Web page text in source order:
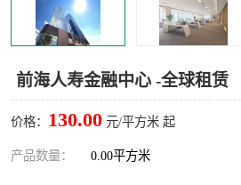
前海人寿金融中心 -全球租赁
价格： 130.00 元/平方米 起
产品数量： 0.00平方米
兴东 石岩
车公庙